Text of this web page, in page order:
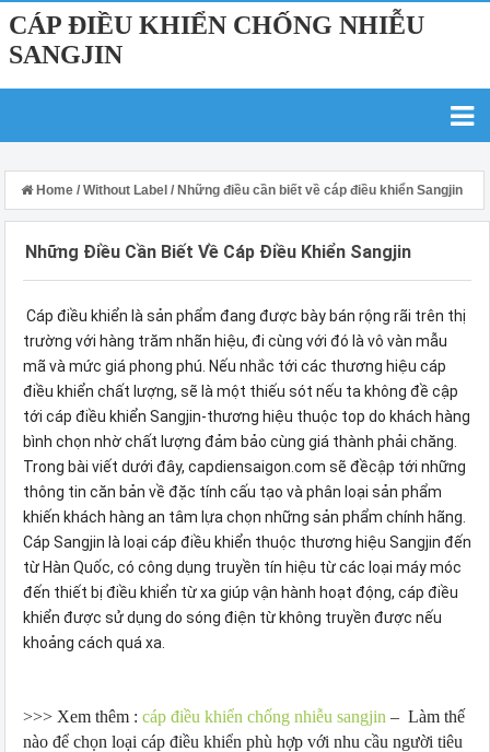
CÁP ĐIỀU KHIỂN CHỐNG NHIỄU
SANGJIN
Home / Without Label / Những điều cần biết về cáp điều khiển Sangjin
Những Điều Cần Biết Về Cáp Điều Khiển Sangjin
Cáp điều khiển là sản phẩm đang được bày bán rộng rãi trên thị
trường với hàng trăm nhãn hiệu, đi cùng với đó là vô vàn mẫu
mã và mức giá phong phú. Nếu nhắc tới các thương hiệu cáp
điều khiển chất lượng, sẽ là một thiếu sót nếu ta không đề cập
tới cáp điều khiển Sangjin-thương hiệu thuộc top do khách hàng
bình chọn nhờ chất lượng đảm bảo cùng giá thành phải chăng.
Trong bài viết dưới đây, capdiensaigon.com sẽ đềcập tới những
thông tin căn bản về đặc tính cấu tạo và phân loại sản phẩm
khiến khách hàng an tâm lựa chọn những sản phẩm chính hãng.
Cáp Sangjin là loại cáp điều khiển thuộc thương hiệu Sangjin đến
từ Hàn Quốc, có công dụng truyền tín hiệu từ các loại máy móc
đến thiết bị điều khiển từ xa giúp vận hành hoạt động, cáp điều
khiển được sử dụng do sóng điện từ không truyền được nếu
khoảng cách quá xa.
>>> Xem thêm : cáp điều khiển chống nhiễu sangjin – Làm thế
nào để chọn loại cáp điều khiển phù hợp với nhu cầu người tiêu